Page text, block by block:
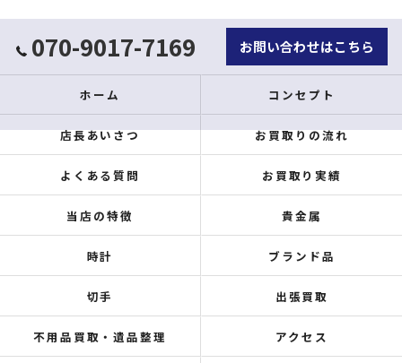
070-9017-7169 お問い合わせはこちら
ホーム コンセプト
店長あいさつ お買取りの流れ
よくある質問 お買取り実績
当店の特徴 貴金属
時計 ブランド品
切手 出張買取
不用品買取・遺品整理 アクセス